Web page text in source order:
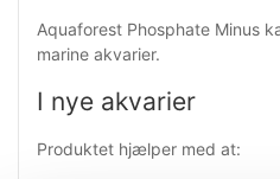
Aquaforest Phosphate Minus
marine akvarier.
I nye akvarier
Produktet hjælper med at: